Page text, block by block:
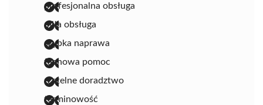
profesjonalna obsługa
miła obsługa
szybka naprawa
fachowa pomoc
rzetelne doradztwo
terminowość